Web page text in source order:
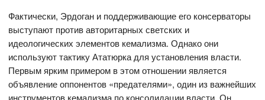
Фактически, Эрдоган и поддерживающие его консерваторы
выступают против авторитарных светских и
идеологических элементов кемализма. Однако они
используют тактику Ататюрка для установления власти.
Первым ярким примером в этом отношении является
объявление оппонентов «предателями», один из важнейших
инструментов кемализма по консолидации власти. Он